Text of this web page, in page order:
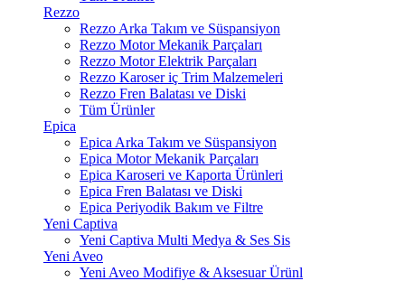
Rezzo
Rezzo Arka Takım ve Süspansiyon
Rezzo Motor Mekanik Parçaları
Rezzo Motor Elektrik Parçaları
Rezzo Karoser iç Trim Malzemeleri
Rezzo Fren Balatası ve Diski
Tüm Ürünler
Epica
Epica Arka Takım ve Süspansiyon
Epica Motor Mekanik Parçaları
Epica Karoseri ve Kaporta Ürünleri
Epica Fren Balatası ve Diski
Epica Periyodik Bakım ve Filtre
Yeni Captiva
Yeni Captiva Multi Medya & Ses Sis
Yeni Aveo
Yeni Aveo Modifiye & Aksesuar Ürünl